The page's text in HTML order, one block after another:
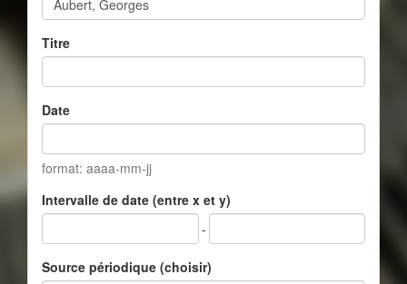
Titre
Date
format: aaaa-mm-jj
Intervalle de date (entre x et y)
-
Source périodique (choisir)